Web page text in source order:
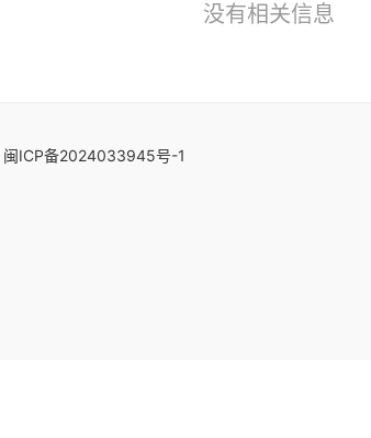
没有相关信息
闽ICP备2024033945号-1